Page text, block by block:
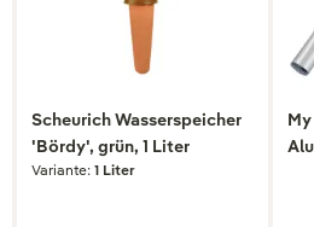
Scheurich Wasserspeicher
'Bördy', grün, 1 Liter
Variante: 1 Liter